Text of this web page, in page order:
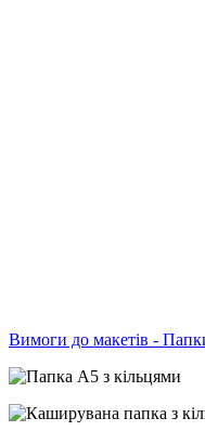
Вимоги до макетів -